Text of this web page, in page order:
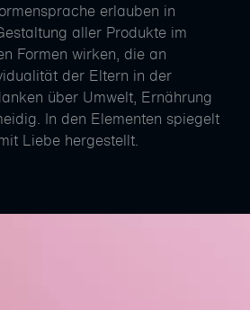
erlauben in
aller Produkte im
Formen wirken, die an
der Eltern in der
über Umwelt, Ernährung
In den Elementen spiegelt
Liebe hergestellt.